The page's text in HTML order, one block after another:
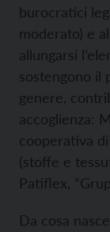
burocratici
moderato) e
allungarsi
sostengono il
genere,
accoglienza:
cooperativa
(stoffe e
Patiflex,
Da cosa